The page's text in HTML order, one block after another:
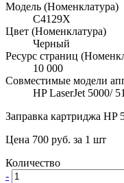
Модель (Номенклатура)
C4129X
Цвет (Номенклатура)
Черный
Ресурс страниц
10 000
Совместимые модели
HP LaserJet 5000/
Заправка картриджа HP
Цена 700 руб. за 1 шт
Количество
-